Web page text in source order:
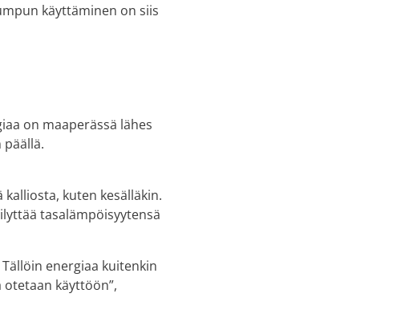
käyttäminen on siis
on maaperässä lähes
kuten kesälläkin.
tasalämpöisyytensä
energiaa kuitenkin
käyttöön”,